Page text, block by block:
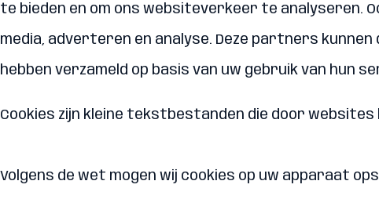
te bieden en om ons websiteverkeer te analyseren.
media, adverteren en analyse. Deze partners
hebben verzameld op basis van uw gebruik van hun
Cookies zijn kleine tekstbestanden die door
Volgens de wet mogen wij cookies op uw apparaat